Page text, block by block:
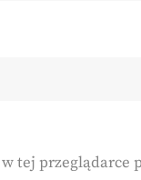
tej przeglądarce